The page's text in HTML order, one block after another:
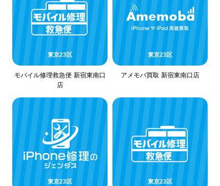
東京23区
モバイル修理救急便 新宿東南口
店
東京23区
アメモバ買取 新宿東南口店
東京23区 東京23区